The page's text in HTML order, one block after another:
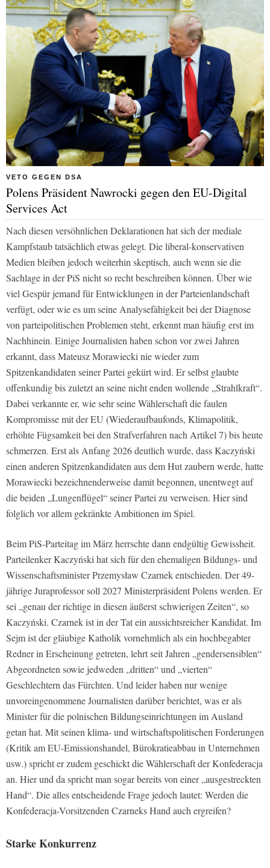
VETO GEGEN DSA
Polens Präsident Nawrocki gegen den EU-Digital
Services Act
Nach diesen versöhnlichen Deklarationen hat sich der mediale
Kampfstaub tatsächlich etwas gelegt. Die liberal-konservativen
Medien bleiben jedoch weiterhin skeptisch, auch wenn sie die
Sachlage in der PiS nicht so recht beschreiben können. Über wie
viel Gespür jemand für Entwicklungen in der Parteienlandschaft
verfügt, oder wie es um seine Analysefähigkeit bei der Diagnose
von parteipolitischen Problemen steht, erkennt man häufig erst im
Nachhinein. Einige Journalisten haben schon vor zwei Jahren
erkannt, dass Mateusz Morawiecki nie wieder zum
Spitzenkandidaten seiner Partei gekürt wird. Er selbst glaubte
offenkundig bis zuletzt an seine nicht enden wollende „Strahlkraft“.
Dabei verkannte er, wie sehr seine Wählerschaft die faulen
Kompromisse mit der EU (Wiederaufbaufonds, Klimapolitik,
erhöhte Fügsamkeit bei den Strafverfahren nach Artikel 7) bis heute
schmerzen. Erst als Anfang 2026 deutlich wurde, dass Kaczyński
einen anderen Spitzenkandidaten aus dem Hut zaubern werde, hatte
Morawiecki bezeichnenderweise damit begonnen, unentwegt auf
die beiden „Lungenflügel“ seiner Partei zu verweisen. Hier sind
folglich vor allem gekränkte Ambitionen im Spiel.
Beim PiS-Parteitag im März herrschte dann endgültig Gewissheit.
Parteilenker Kaczyński hat sich für den ehemaligen Bildungs- und
Wissenschaftsminister Przemysław Czarnek entschieden. Der 49-
jährige Juraprofessor soll 2027 Ministerpräsident Polens werden. Er
sei „genau der richtige in diesen äußerst schwierigen Zeiten“, so
Kaczyński. Czarnek ist in der Tat ein aussichtsreicher Kandidat. Im
Sejm ist der gläubige Katholik vornehmlich als ein hochbegabter
Redner in Erscheinung getreten, lehrt seit Jahren „gendersensiblen“
Abgeordneten sowie jedweden „dritten“ und „vierten“
Geschlechtern das Fürchten. Und leider haben nur wenige
unvoreingenommene Journalisten darüber berichtet, was er als
Minister für die polnischen Bildungseinrichtungen im Ausland
getan hat. Mit seinen klima- und wirtschaftspolitischen Forderungen
(Kritik am EU-Emissionshandel, Bürokratieabbau in Unternehmen
usw.) spricht er zudem geschickt die Wählerschaft der Konfederacja
an. Hier und da spricht man sogar bereits von einer „ausgestreckten
Hand“. Die alles entscheidende Frage jedoch lautet: Werden die
Konfederacja-Vorsitzenden Czarneks Hand auch ergreifen?
Starke Konkurrenz